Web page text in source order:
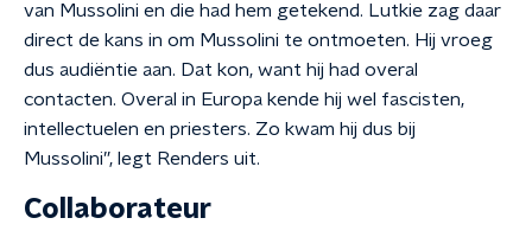
van Mussolini en die had hem getekend. Lutkie zag daar
direct de kans in om Mussolini te ontmoeten. Hij vroeg
dus audiëntie aan. Dat kon, want hij had overal
contacten. Overal in Europa kende hij wel fascisten,
intellectuelen en priesters. Zo kwam hij dus bij
Mussolini”, legt Renders uit.
Collaborateur